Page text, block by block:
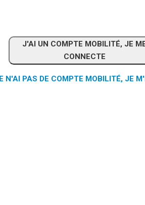
J'AI UN COMPTE MOBILITÉ, JE
CONNECTE
N'AI PAS DE COMPTE MOBILITÉ, JE